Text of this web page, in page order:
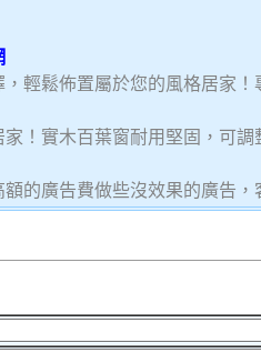
，輕鬆佈置屬於您的風格居家
家！實木百葉窗耐用堅固，可
的廣告費做些沒效果的廣告